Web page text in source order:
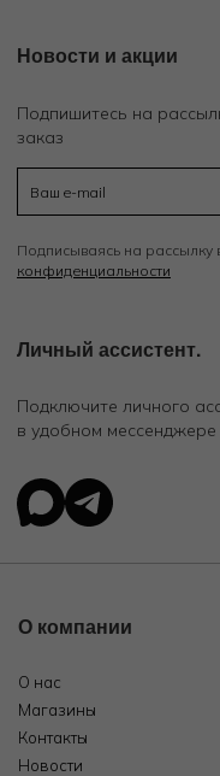
Новости и акции
Подпишитесь на
заказ
Подписываясь на рассылку
конфиденциальности
Личный ассистент.
Подключите личного
в удобном мессенджере
О компании
О нас
Магазины
Контакты
Новости